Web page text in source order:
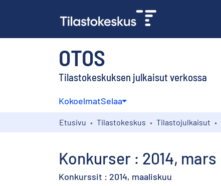
OTOS
Tilastokeskuksen julkaisut verkossa
KokoelmatSelaa
Etusivu Tilastokeskus Tilastojulkaisut
Konkurser : 2014, mars
Konkurssit : 2014, maaliskuu